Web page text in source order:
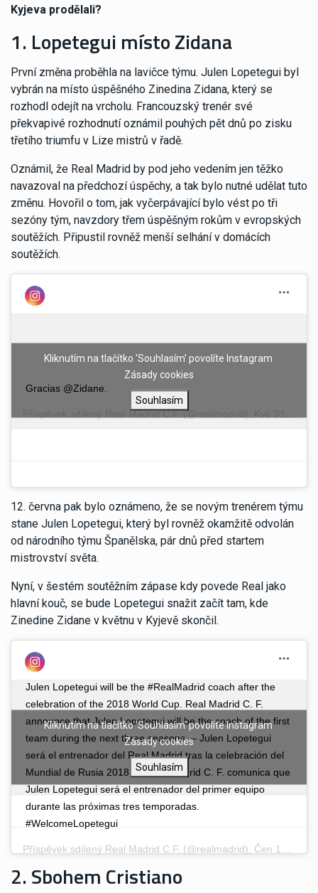
Kyjeva prodělali?
1. Lopetegui místo Zidana
První změna proběhla na lavičce týmu. Julen Lopetegui byl
vybrán na místo úspěšného Zinedina Zidana, který se
rozhodl odejít na vrcholu. Francouzský trenér své
překvapivé rozhodnutí oznámil pouhých pět dnů po zisku
třetího triumfu v Lize mistrů v řadě.
Oznámil, že Real Madrid by pod jeho vedením jen těžko
navazoval na předchozí úspěchy, a tak bylo nutné udělat tuto
změnu. Hovořil o tom, jak vyčerpávající bylo vést po tři
sezóny tým, navzdory třem úspěšným rokům v evropských
soutěžích. Připustil rovněž menší selhání v domácích
soutěžích.
Gracias @Zidane.
Real Madrid C.F.(@realmadrid),
Kliknutím na tlačítko 'Souhlasím' povolíte Instagram
Zásady cookies
Souhlasím
12. června pak bylo oznámeno, že se novým trenérem týmu
stane Julen Lopetegui, který byl rovněž okamžitě odvolán
od národního týmu Španělska, pár dnů před startem
mistrovství světa.
Nyní, v šestém soutěžním zápase kdy povede Real jako
hlavní kouč, se bude Lopetegui snažit začít tam, kde
Zinedine Zidane v květnu v Kyjevě skončil.
Julen Lopetegui will be the #RealMadrid coach after the
celebration of the 2018 World Cup. Real Madrid C. F.
announce that Julen Lopetegui will be the coach of the first
team during the next three seasons. – Julen Lopetegui
será el entrenador del Real Madrid tras la celebración del
Mundial de Rusia 2018. El Real Madrid C. F. comunica que
Julen Lopetegui será el entrenador del primer equipo
durante las próximas tres temporadas.
#WelcomeLopetegui
Příspěvek sdílený Real Madrid C.F. (@realmadrid), Čen 12, 2018 v 8:41 PDT
Kliknutím na tlačítko 'Souhlasím' povolíte Instagram
Zásady cookies
Souhlasím
2. Sbohem Cristiano